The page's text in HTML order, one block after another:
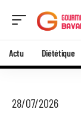
Actu Diététique
28/07/2026